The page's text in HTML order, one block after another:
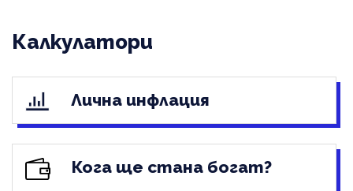
Калкулатори
Лична инфлация
Кога ще стана богат?